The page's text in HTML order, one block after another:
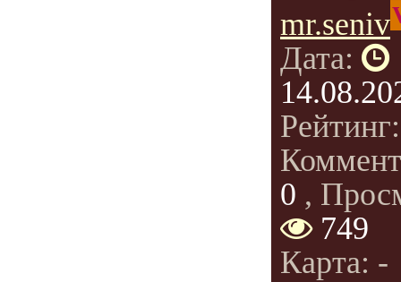
mr.seniv
Дата:
0 ,
749
Карта: -